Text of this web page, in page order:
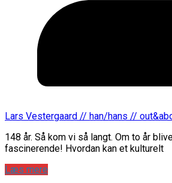
Lars Vestergaard // han/hans //
148 år. Så kom vi så langt. Om to år
fascinerende! Hvordan kan et kulturelt
Læs mere